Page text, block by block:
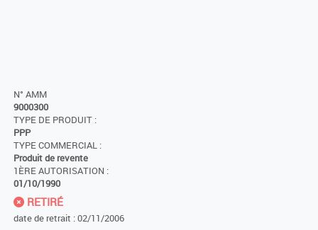
N° AMM
9000300
TYPE DE PRODUIT :
PPP
TYPE COMMERCIAL :
Produit de revente
1ÈRE AUTORISATION :
01/10/1990
RETIRÉ
date de retrait : 02/11/2006